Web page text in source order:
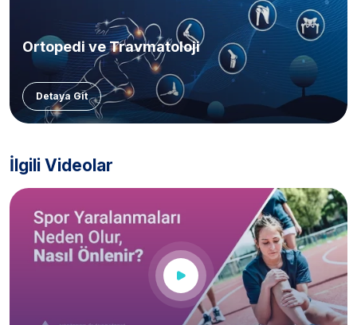
Ortopedi ve Travmatoloji
Detaya Git
İlgili Videolar